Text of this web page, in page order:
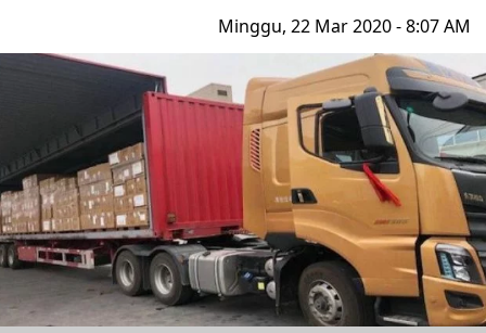
Minggu, 22 Mar 2020 - 8:07 AM